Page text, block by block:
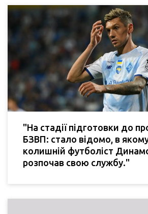
"На стадії підготовки до
БЗВП: стало відомо, в якому
колишній футболіст
розпочав свою службу."